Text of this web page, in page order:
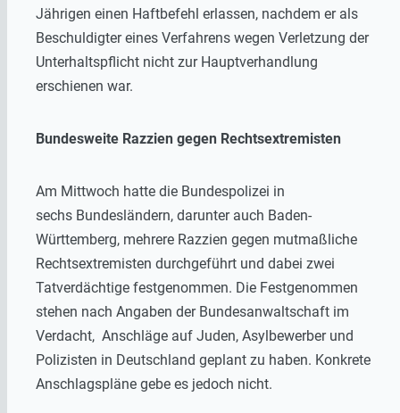
Jährigen einen Haftbefehl erlassen, nachdem er als
Beschuldigter eines Verfahrens wegen Verletzung der
Unterhaltspflicht nicht zur Hauptverhandlung
erschienen war.
Bundesweite Razzien gegen Rechtsextremisten
Am Mittwoch hatte die Bundespolizei in
sechs Bundesländern, darunter auch Baden-
Württemberg, mehrere Razzien gegen mutmaßliche
Rechtsextremisten durchgeführt und dabei zwei
Tatverdächtige festgenommen. Die Festgenommen
stehen nach Angaben der Bundesanwaltschaft im
Verdacht, Anschläge auf Juden, Asylbewerber und
Polizisten in Deutschland geplant zu haben. Konkrete
Anschlagspläne gebe es jedoch nicht.